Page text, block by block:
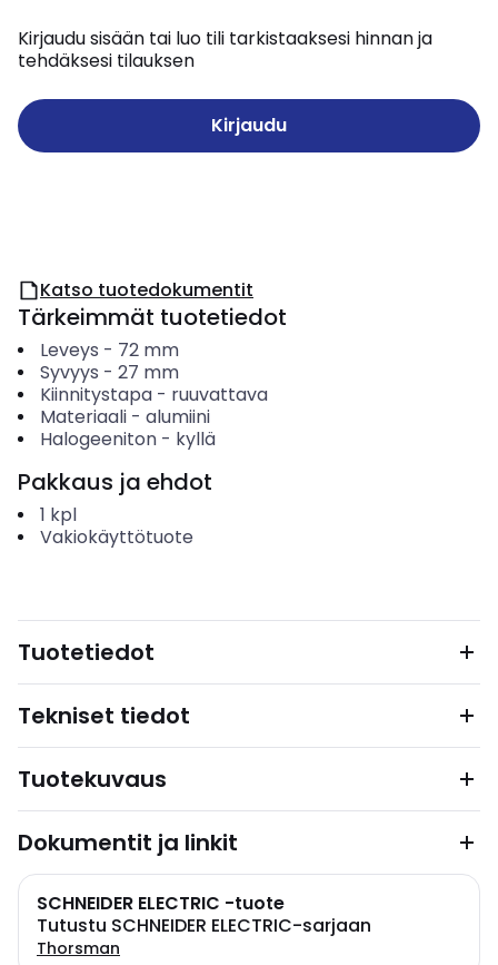
Kirjaudu sisään tai luo tili tarkistaaksesi hinnan ja
tehdäksesi tilauksen
Kirjaudu
Katso tuotedokumentit
Tärkeimmät tuotetiedot
Leveys - 72 mm
Syvyys - 27 mm
Kiinnitystapa- ruuvattava
Materiaali- alumiini
Halogeeniton- kyllä
Pakkaus ja ehdot
1 kpl
Vakiokäyttötuote
Tuotetiedot
Tekniset tiedot
Tuotekuvaus
Dokumentit ja linkit
SCHNEIDER ELECTRIC -tuote
Tutustu SCHNEIDER ELECTRIC-sarjaan
Thorsman